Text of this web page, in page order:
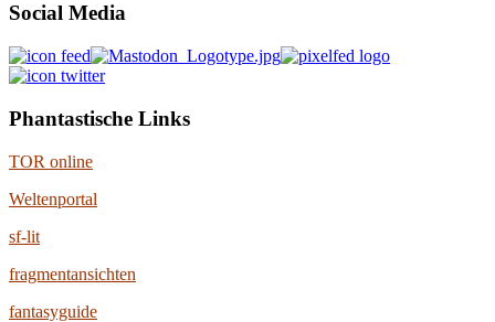
Social Media
Phantastische Links
TOR online
Weltenportal
sf-lit
fragmentansichten
fantasyguide